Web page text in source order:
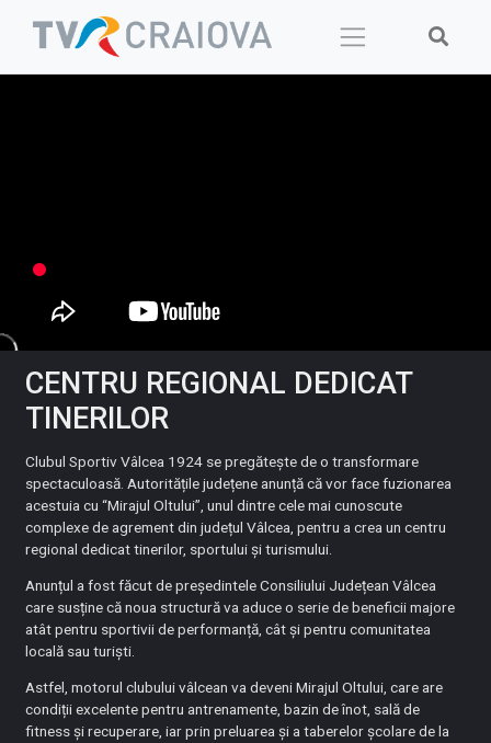
CENTRU REGIONAL DEDICAT
TINERILOR
Clubul Sportiv Vâlcea 1924 se pregătește de o transformare
spectaculoasă. Autoritățile județene anunță că vor face fuzionarea
acestuia cu “Mirajul Oltului”, unul dintre cele mai cunoscute
complexe de agrement din județul Vâlcea, pentru a crea un centru
regional dedicat tinerilor, sportului și turismului.
Anunțul a fost făcut de președintele Consiliului Județean Vâlcea
care susține că noua structură va aduce o serie de beneficii majore
atât pentru sportivii de performanță, cât și pentru comunitatea
locală sau turiști.
Astfel, motorul clubului vâlcean va deveni Mirajul Oltului, care are
condiții excelente pentru antrenamente, bazin de înot, sală de
fitness și recuperare, iar prin preluarea și a taberelor școlare de la